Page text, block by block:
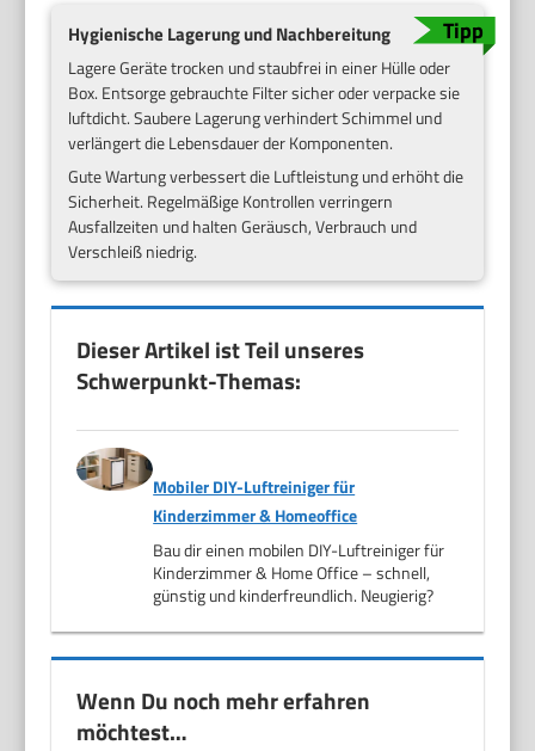
Hygienische Lagerung und Nachbereitung
Lagere Geräte trocken und staubfrei in einer Hülle oder
Box. Entsorge gebrauchte Filter sicher oder verpacke sie
luftdicht. Saubere Lagerung verhindert Schimmel und
verlängert die Lebensdauer der Komponenten.
Gute Wartung verbessert die Luftleistung und erhöht die
Sicherheit. Regelmäßige Kontrollen verringern
Ausfallzeiten und halten Geräusch, Verbrauch und
Verschleiß niedrig.
Dieser Artikel ist Teil unseres
Schwerpunkt-Themas:
Mobiler DIY-Luftreiniger für
Kinderzimmer & Homeoffice
Bau dir einen mobilen DIY-Luftreiniger für
Kinderzimmer & Home Office – schnell,
günstig und kinderfreundlich. Neugierig?
Wenn Du noch mehr erfahren
möchtest…